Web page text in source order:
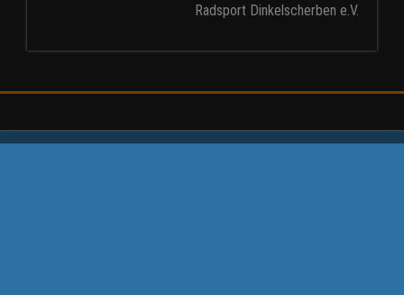
Radsport Dinkelscherben e.V.